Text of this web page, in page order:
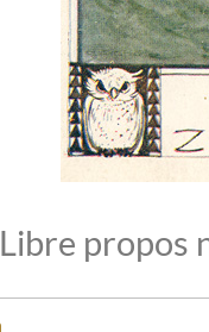
Libre propos